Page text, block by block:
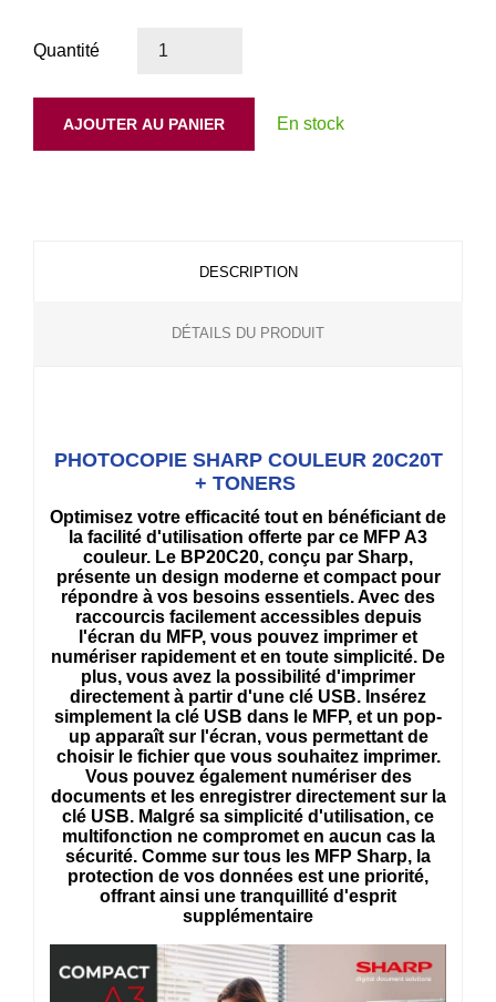
Quantité
AJOUTER AU PANIER En stock
DESCRIPTION
DÉTAILS DU PRODUIT
PHOTOCOPIE SHARP COULEUR 20C20T
+ TONERS
Optimisez votre efficacité tout en bénéficiant de
la facilité d'utilisation offerte par ce MFP A3
couleur. Le BP20C20, conçu par Sharp,
présente un design moderne et compact pour
répondre à vos besoins essentiels. Avec des
raccourcis facilement accessibles depuis
l'écran du MFP, vous pouvez imprimer et
numériser rapidement et en toute simplicité. De
plus, vous avez la possibilité d'imprimer
directement à partir d'une clé USB. Insérez
simplement la clé USB dans le MFP, et un pop-
up apparaît sur l'écran, vous permettant de
choisir le fichier que vous souhaitez imprimer.
Vous pouvez également numériser des
documents et les enregistrer directement sur la
clé USB. Malgré sa simplicité d'utilisation, ce
multifonction ne compromet en aucun cas la
sécurité. Comme sur tous les MFP Sharp, la
protection de vos données est une priorité,
offrant ainsi une tranquillité d'esprit
supplémentaire